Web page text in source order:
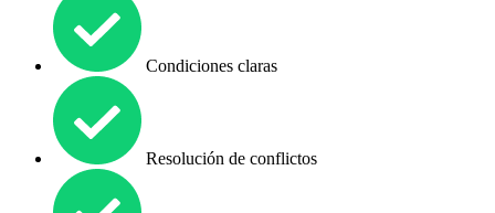
Condiciones claras
Resolución de conflictos